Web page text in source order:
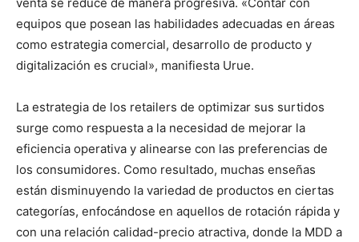
equipos que posean las habilidades adecuadas en áreas
como estrategia comercial, desarrollo de producto y
digitalización es crucial», manifiesta Urue.
La estrategia de los retailers de optimizar sus surtidos
surge como respuesta a la necesidad de mejorar la
eficiencia operativa y alinearse con las preferencias de
los consumidores. Como resultado, muchas enseñas
están disminuyendo la variedad de productos en ciertas
categorías, enfocándose en aquellos de rotación rápida y
con una relación calidad-precio atractiva, donde la MDD a